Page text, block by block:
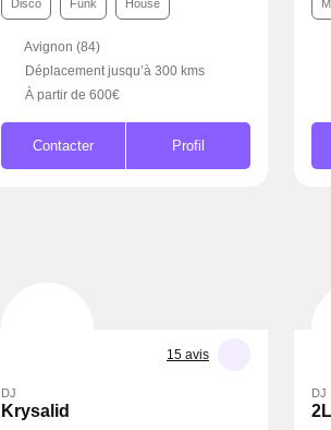
Disco Funk House
Avignon (84)
Déplacement jusqu’à 300 kms
À partir de 600€
Contacter Profil
15 avis
DJ
Krysalid
DJ